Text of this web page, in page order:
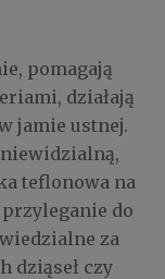
pomagają
działają
jamie ustnej.
teflonowa na
do
za
dziąseł czy